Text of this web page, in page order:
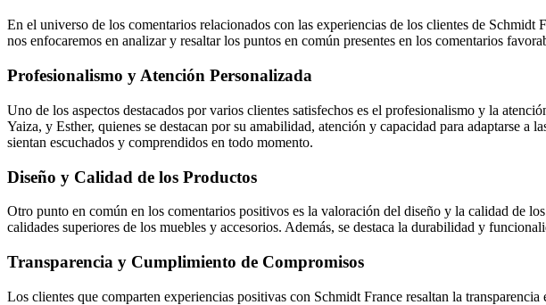
En el universo de los comentarios relacionados con las experiencias de los clientes de
nos enfocaremos en analizar y resaltar los puntos en común presentes en los comentarios
Profesionalismo y Atención Personalizada
Uno de los aspectos destacados por varios clientes satisfechos es el profesionalismo y la
Yaiza, y Esther, quienes se destacan por su amabilidad, atención y capacidad para adaptarse
sientan escuchados y comprendidos en todo momento.
Diseño y Calidad de los Productos
Otro punto en común en los comentarios positivos es la valoración del diseño y la calidad de
calidades superiores de los muebles y accesorios. Además, se destaca la durabilidad y
Transparencia y Cumplimiento de Compromisos
Los clientes que comparten experiencias positivas con Schmidt France resaltan la